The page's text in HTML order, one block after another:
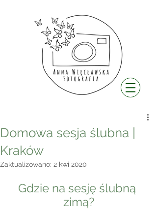
Domowa sesja ślubna |
Kraków
Zaktualizowano: 2 kwi 2020
Gdzie na sesję ślubną
zimą?